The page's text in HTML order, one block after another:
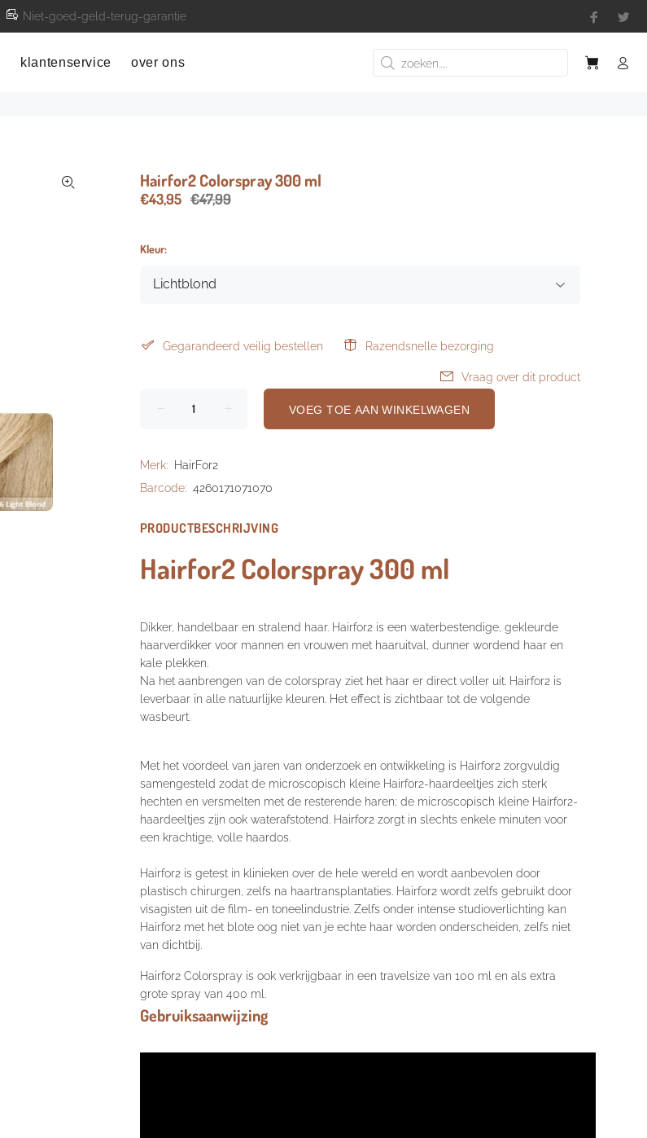
Niet-goed-geld-terug-garantie
klantenservice over ons
Hairfor2 Colorspray 300 ml
€43,95 €47,99
Kleur:
Gegarandeerd veilig bestellen Razendsnelle bezorging
Vraag over dit product
VOEG TOE AAN WINKELWAGEN
Merk:
HairFor2
Barcode: 4260171071070
PRODUCTBESCHRIJVING
Hairfor2 Colorspray 300 ml
Dikker, handelbaar en stralend haar. Hairfor2 is een waterbestendige, gekleurde
haarverdikker voor mannen en vrouwen met haaruitval, dunner wordend haar en
kale plekken.
Na het aanbrengen van de colorspray ziet het haar er direct voller uit. Hairfor2 is
leverbaar in alle natuurlijke kleuren. Het effect is zichtbaar tot de volgende
wasbeurt.
Met het voordeel van jaren van onderzoek en ontwikkeling is Hairfor2 zorgvuldig
samengesteld zodat de microscopisch kleine Hairfor2-haardeeltjes zich sterk
hechten en versmelten met de resterende haren; de microscopisch kleine Hairfor2-
haardeeltjes zijn ook waterafstotend. Hairfor2 zorgt in slechts enkele minuten voor
een krachtige, volle haardos.
Hairfor2 is getest in klinieken over de hele wereld en wordt aanbevolen door
plastisch chirurgen, zelfs na haartransplantaties. Hairfor2 wordt zelfs gebruikt door
visagisten uit de film- en toneelindustrie. Zelfs onder intense studioverlichting kan
Hairfor2 met het blote oog niet van je echte haar worden onderscheiden, zelfs niet
van dichtbij.
Hairfor2 Colorspray is ook verkrijgbaar in een travelsize van 100 ml en als extra
grote spray van 400 ml
Gebruiksaanwijzing